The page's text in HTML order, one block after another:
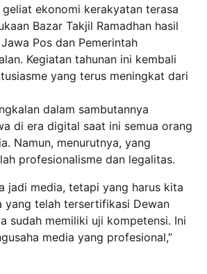
geliat ekonomi kerakyatan terasa
Bazar Takjil Ramadhan hasil
Pos dan Pemerintah
Kegiatan tahunan ini kembali
yang terus meningkat dari
dalam sambutannya
di era digital saat ini semua orang
Namun, menurutnya, yang
profesionalisme dan legalitas.
jadi media, tetapi yang harus kita
yang telah tersertifikasi Dewan
sudah memiliki uji kompetensi. Ini
media yang profesional,”